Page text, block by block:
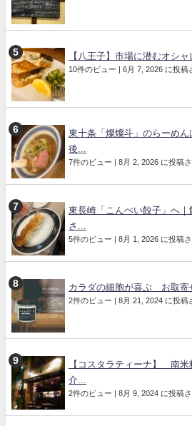
【八王子】市場に潜むオシ
10件のビュー | 6月 7, 2026 に投稿
東十条「燦燦斗」のらーめ
後...
7件のビュー | 8月 2, 2026 に投稿
東長崎「こんぺい餃子」へ
さ...
5件のビュー | 8月 1, 2026 に投稿
カラダの細胞が喜ぶ お取寄
2件のビュー | 8月 21, 2024 に投稿
【コスタラティーナ】 南米
介...
2件のビュー | 8月 9, 2024 に投稿